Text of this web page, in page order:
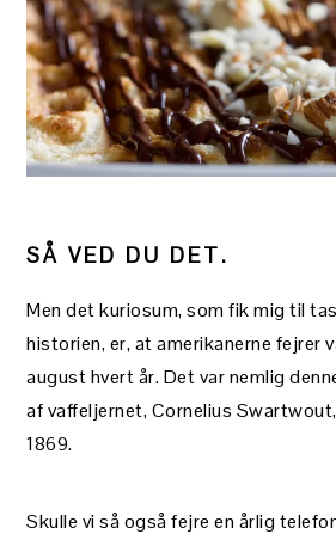
SÅ VED DU DET.
Men det kuriosum, som fik mig til
historien, er, at amerikanerne fejrer
august hvert år. Det var nemlig
af vaffeljernet, Cornelius
1869.
Skulle vi så også fejre en årlig